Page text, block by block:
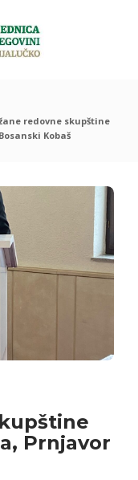
redovne skupštine
Kobaš
Prnjavor